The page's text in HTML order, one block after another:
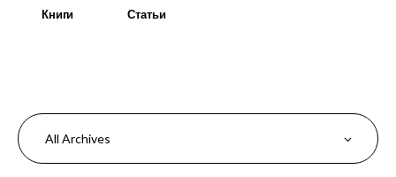
Книги Статьи